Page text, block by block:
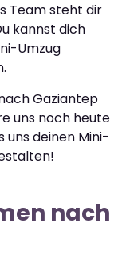
Team steht dir
kannst dich
Umzug
Gaziantep
uns noch heute
uns deinen Mini-
nach